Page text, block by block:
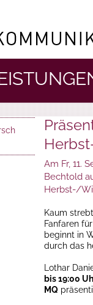
Am Fr, 11.
Bechtold
Herbst-/
Kaum
Fanfaren
beginnt in
durch das
Lothar
bis 19:00
MQ